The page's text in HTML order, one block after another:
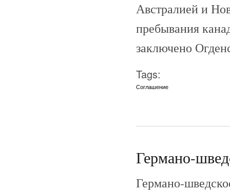
Австралией и
пребывания
заключено
Tags:
Соглашение
Германо-
Германо-